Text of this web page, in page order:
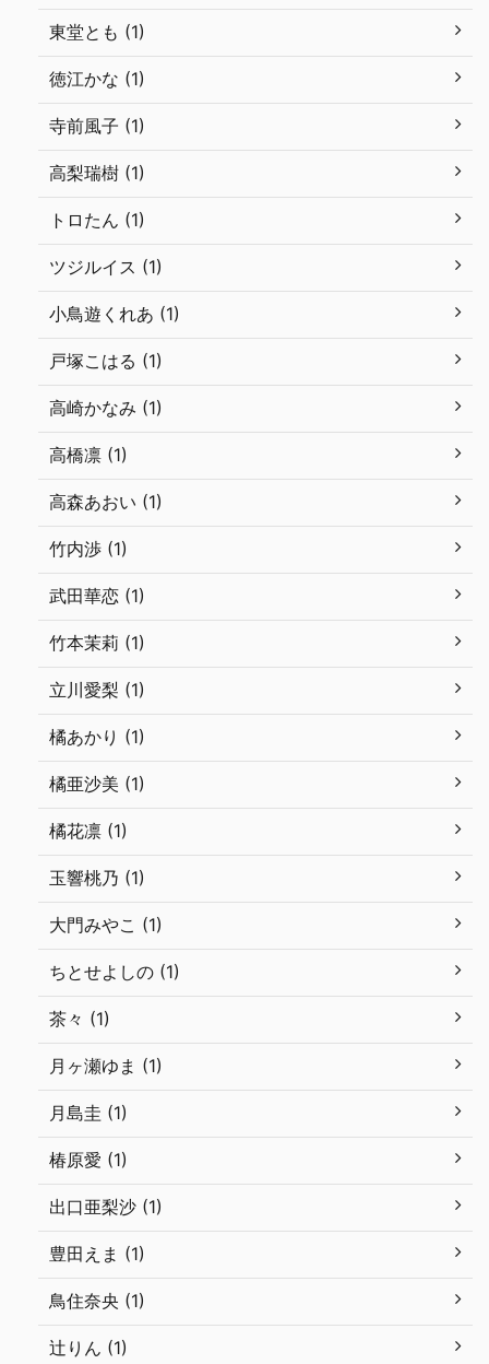
東堂とも (1)
徳江かな (1)
寺前風子 (1)
高梨瑞樹 (1)
トロたん (1)
ツジルイス (1)
小鳥遊くれあ (1)
戸塚こはる (1)
高崎かなみ (1)
高橋凛 (1)
高森あおい (1)
竹内渉 (1)
武田華恋 (1)
竹本茉莉 (1)
立川愛梨 (1)
橘あかり (1)
橘亜沙美 (1)
橘花凛 (1)
玉響桃乃 (1)
大門みやこ (1)
ちとせよしの (1)
茶々 (1)
月ヶ瀬ゆま (1)
月島圭 (1)
椿原愛 (1)
出口亜梨沙 (1)
豊田えま (1)
鳥住奈央 (1)
辻りん (1)